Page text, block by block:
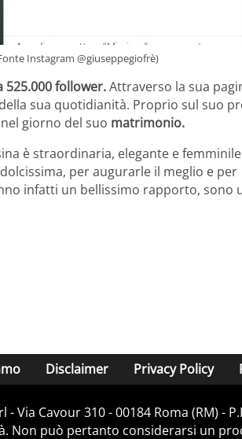
Instagram @giuseppegiofrè)
525.000 follower.Attraverso la sua
sua quotidianità. Proprio sul suo
nel giorno del suo matrimonio.
è straordinaria, elegante e
per augurarle il meglio e per
infatti un bellissimo rapporto, sono
Disclaimer Privacy Policy
Via Cavour 310 - 00184 Roma (RM) -
Non può pertanto considerarsi un